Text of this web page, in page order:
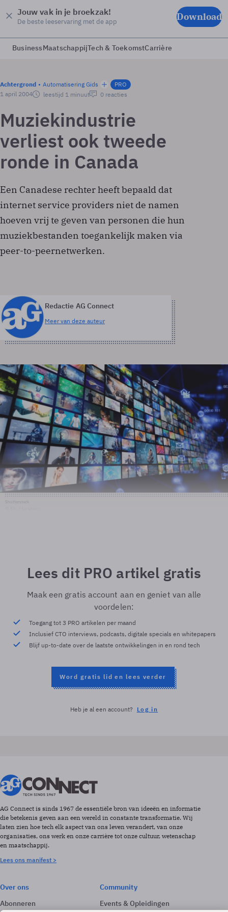
Jouw vak in je broekzak!
De beste leeservaring met de app Download
BusinessMaatschappijTech & ToekomstCarrière
Achtergrond Automatisering Gids
PRO
1 april 2004
leestijd 1 minuut 0 reacties
Muziekindustrie
verliest ook tweede
ronde in Canada
Een Canadese rechter heeft bepaald dat
internet service providers niet de namen
hoeven vrij te geven van personen die hun
muziekbestanden toegankelijk maken via
peer-to-peernetwerken.
Redactie AG Connect
Meer van deze auteur
Lees dit PRO artikel gratis
Maak een gratis account aan en geniet van alle
voordelen:
Toegang tot 3 PRO artikelen per maand
Inclusief CTO interviews, podcasts, digitale specials en whitepapers
Blijf up-to-date over de laatste ontwikkelingen in en rond tech
Word gratis lid en lees verder
Heb je al een account? Log in
AG Connect is sinds 1967 de essentiële bron van ideeën en informatie
die betekenis geven aan een wereld in constante transformatie. Wij
laten zien hoe tech elk aspect van ons leven verandert, van onze
organisaties, ons werk en onze carrière tot onze cultuur, wetenschap
en maatschappij.
Lees ons manifest >
Over ons
Abonneren
Community
Events & Opleidingen